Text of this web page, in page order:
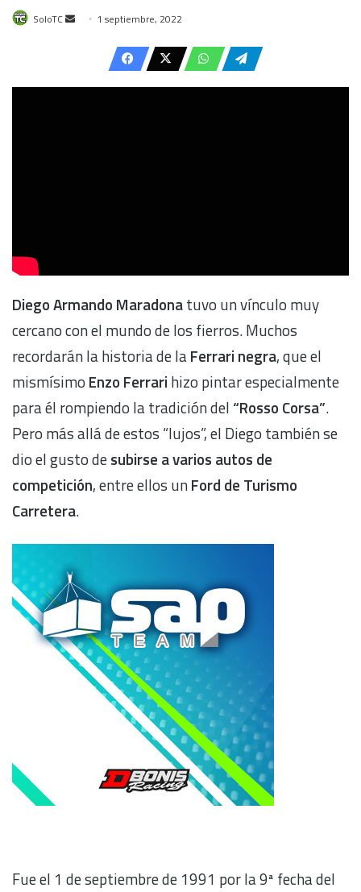
SoloTC
Send 1 septiembre, 2022
Diego Armando Maradonatuvo un vínculo muy
cercano con el mundo de los fierros. Muchos
recordarán la historia de laFerrari negra, que el
mismísimo Enzo Ferrari hizo pintar especialmente
para él rompiendo la tradición del “Rosso Corsa”.
Pero más allá de estos “lujos”, el Diego también se
dio el gusto desubirse a varios autos de
competición, entre ellos unFord de Turismo
Carretera.
Fue el 1 de septiembre de 1991 por la 9ª fecha del